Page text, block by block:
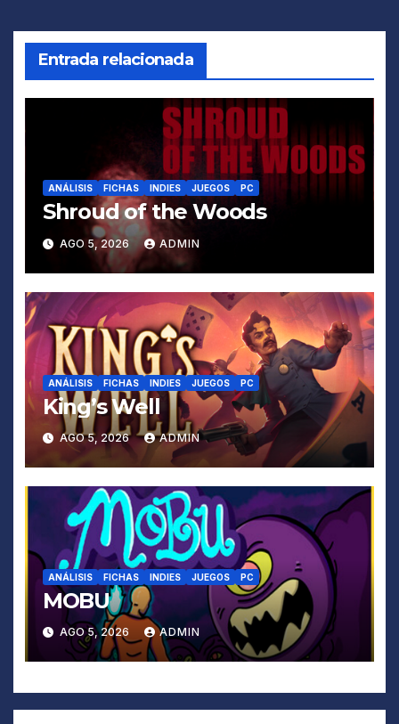
Entrada relacionada
ANÁLISIS FICHAS INDIES JUEGOS PC
Shroud of the Woods
AGO 5, 2026 ADMIN
ANÁLISIS FICHAS INDIES JUEGOS PC
King’s Well
AGO 5, 2026 ADMIN
ANÁLISIS FICHAS INDIES JUEGOS PC
MOBU
AGO 5, 2026 ADMIN